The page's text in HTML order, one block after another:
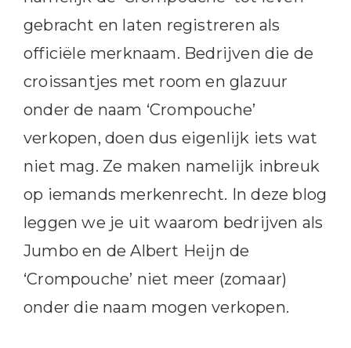
gebracht en laten registreren als
officiële merknaam. Bedrijven die de
croissantjes met room en glazuur
onder de naam ‘Crompouche’
verkopen, doen dus eigenlijk iets wat
niet mag. Ze maken namelijk inbreuk
op iemands merkenrecht. In deze blog
leggen we je uit waarom bedrijven als
Jumbo en de Albert Heijn de
‘Crompouche’ niet meer (zomaar)
onder die naam mogen verkopen.